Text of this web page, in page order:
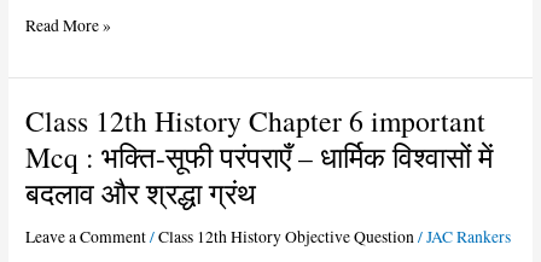
(लगभग
चौदहवीं
से
सोलहवीं
Read More »
Class 12th History Chapter 6 important
Mcq : भक्ति-सूफी परंपराएँ – धार्मिक विश्वासों में
बदलाव और श्रद्धा ग्रंथ
Leave a Comment/Class 12th History Objective Question/JAC Rankers
Class
History
Chapter
important